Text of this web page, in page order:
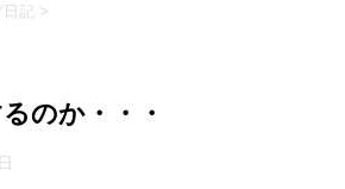
記 >
のか・・・